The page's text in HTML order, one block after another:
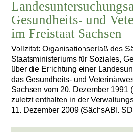
Gesundheits- und
im Freistaat Sachsen
Vollzitat: Organisationserlaß des
Staatsministeriums für Soziales,
über die Errichtung einer
das Gesundheits- und
Sachsen vom 20. Dezember 1991
zuletzt enthalten in der
11. Dezember 2009 (SächsABl.